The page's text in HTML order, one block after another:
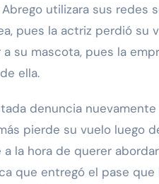
pues la actriz perdió su
su mascota, pues la
ella.
denuncia
pierde su vuelo luego
la hora de querer
que entregó el pase